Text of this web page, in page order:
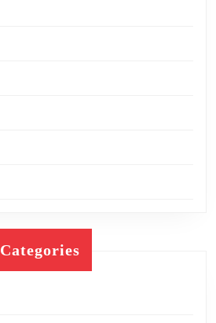
Categories